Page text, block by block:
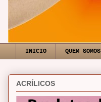
INICIO QUEM SOMOS
ACRÍLICOS